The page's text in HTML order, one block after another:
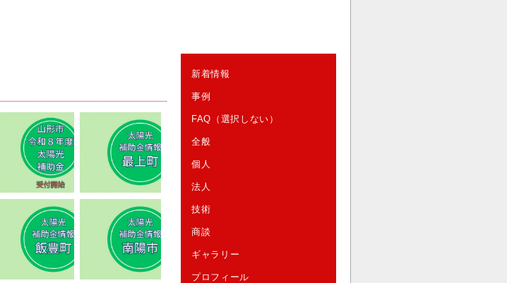
新着情報
事例
FAQ（選択しない）
全般
個人
法人
技術
商談
ギャラリー
プロフィール